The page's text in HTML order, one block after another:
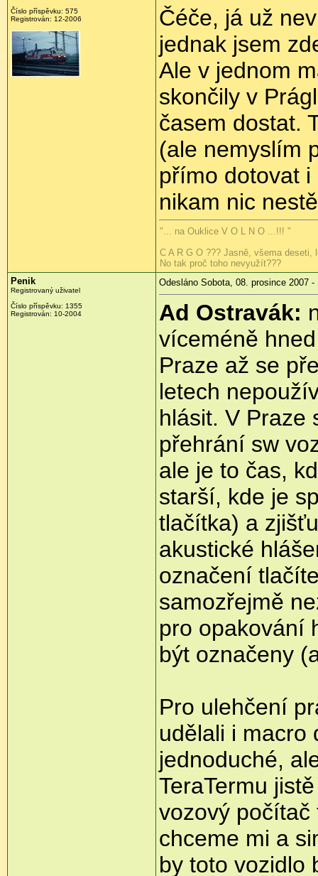
Číslo příspěvku: 575
Registrován: 12-2006
Čéče, já už
jednak jsem
Ale v jednom
skončily v
časem dostat.
(ale nemyslím
přímo dotovat
nikam nic
"... na Ouklice V O L N O ...!!! "
C A R G O ??? Jasně, všema deseti,
No tak proč toho nevyužít???
Penik
Registrovaný uživatel
Číslo příspěvku: 1355
Registrován: 10-2004
Odesláno Sobota, 08. prosince 2007 -
Ad Ostravák:
víceméně
Praze až se
letech
hlásit. V Praze
přehrání sw
ale je to čas,
starší, kde je
tlačítka) a
akustické
označení
samozřejmě
pro opakování
být označeny
Pro ulehčení
udělali i macro
jednoduché,
TeraTermu
vozový počítač
chceme mi a
by toto vozidlo